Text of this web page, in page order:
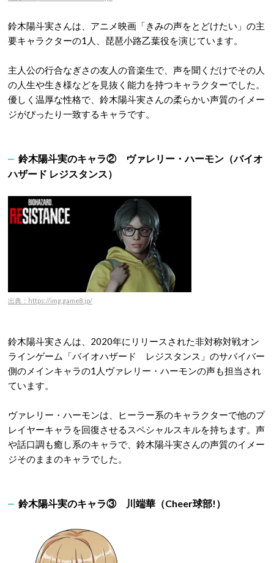
鈴木陽斗実さんは、アニメ映画「きみの声をとどけたい」の主
要キャラクターの1人、琵琶小路乙葉役を演じています。
主人公の行合なぎさの友人の音楽生で、声を聞くだけでその人
の人生や生き様などを見抜く能力を持つキャラクターでした。
優しく温厚な性格で、鈴木陽斗実さんの柔らかい声質のイメー
ジがぴったり一致するキャラです。
鈴木陽斗実のキャラ② ヴァレリー・ハーモン（バイオ
ハザード レジスタンス）
出典：https://img.game8.jp/
鈴木陽斗実さんは、2020年にリリースされた非対称対戦オン
ラインゲーム「バイオハザード レジスタンス」のサバイバー
側のメインキャラの1人ヴァレリー・ハーモンの声も担当され
ています。
ヴァレリー・ハーモンは、ヒーラー系のキャラクターで他のプ
レイヤーキャラを回復させるスペシャルスキルを持ちます。声
や話口調も癒し系のキャラで、鈴木陽斗実さんの声質のイメー
ジそのままのキャラでした。
鈴木陽斗実のキャラ③ 川端華（Cheer球部!）